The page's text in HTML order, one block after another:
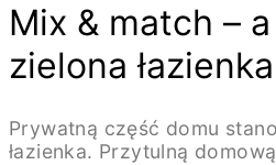
Mix & match –
zielona łazienka
Prywatną część domu
łazienka. Przytulną